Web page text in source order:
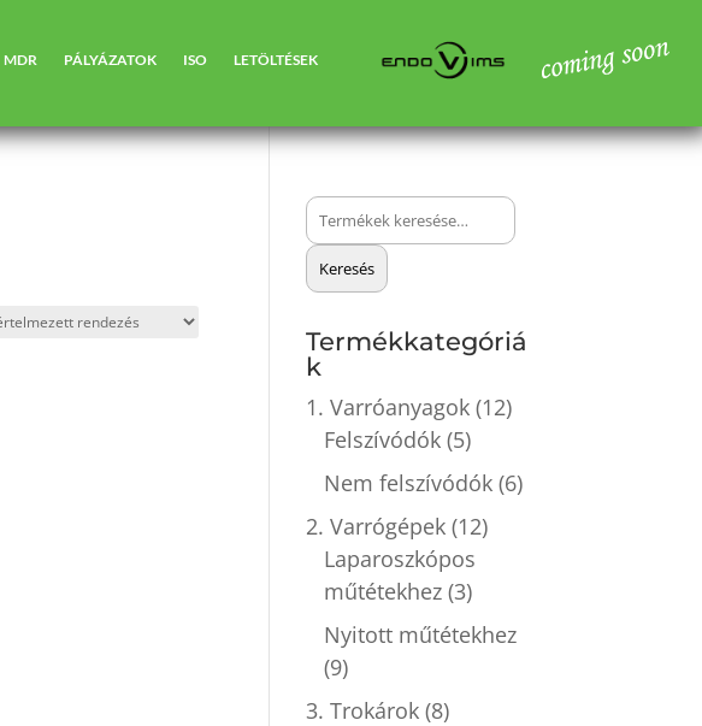
MDR PÁLYÁZATOK ISO LETÖLTÉSEK
Keresés
a
következőre:
Keresés
Termékkategóriá
k
1. Varróanyagok (12)
Felszívódók (5)
Nem felszívódók (6)
2. Varrógépek (12)
Laparoszkópos
műtétekhez (3)
Nyitott műtétekhez
(9)
3. Trokárok (8)